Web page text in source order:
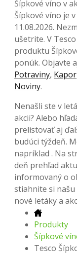
Šípkové víno v
Šípkové víno je
11.08.2026.
ušetrite. V
produktu
ponúk. Objavte
Potraviny, Kapor
Noviny.
Nenašli ste v
akcii? Alebo
prelistovať aj
budúci týždeň.
napríklad . Na
deň prehľad
informovaný o
stiahnite si našu
nové letáky a
Produkty
Šípkové
Tesco